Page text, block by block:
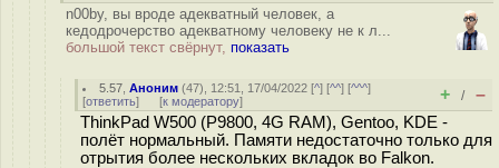
n00by, вы вроде адекватный человек, а
кедодрочерство адекватному человеку не к л...
большой текст свёрнут, показать
5.57 ,Аноним (47), 12:51, 17/04/2022 [^] [^^] [^^^]
[ответить] [к модератору] + / –
ThinkPad W500 (P9800, 4G RAM), Gentoo, KDE -
полёт нормальный. Памяти недостаточно только для
отрытия более нескольких вкладок во Falkon.